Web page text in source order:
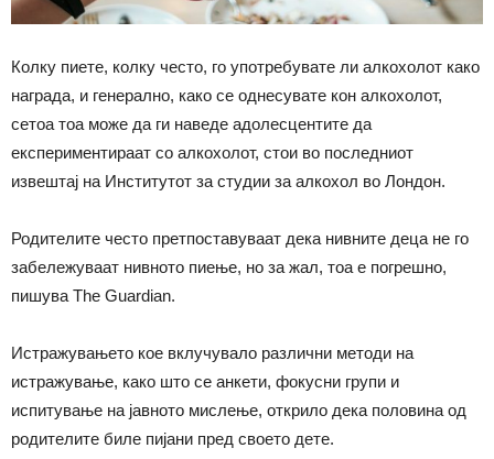
Колку пиете, колку често, го употребувате ли алкохолот како
награда, и генерално, како се однесувате кон алкохолот,
сетоа тоа може да ги наведе адолесцентите да
експериментираат со алкохолот, стои во последниот
извештај на Институтот за студии за алкохол во Лондон.
Родителите често претпоставуваат дека нивните деца не го
забележуваат нивното пиење, но за жал, тоа е погрешно,
пишува The Guardian.
Истражувањето кое вклучувало различни методи на
истражување, како што се анкети, фокусни групи и
испитување на јавното мислење, открило дека половина од
родителите биле пијани пред своето дете.